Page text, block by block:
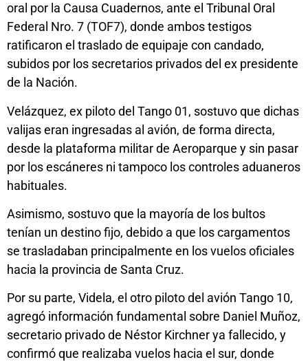
oral por la Causa Cuadernos, ante el Tribunal Oral
Federal Nro. 7 (TOF7), donde ambos testigos
ratificaron el traslado de equipaje con candado,
subidos por los secretarios privados del ex presidente
de la Nación.
Velázquez, ex piloto del Tango 01, sostuvo que dichas
valijas eran ingresadas al avión, de forma directa,
desde la plataforma militar de Aeroparque y sin pasar
por los escáneres ni tampoco los controles aduaneros
habituales.
Asimismo, sostuvo que la mayoría de los bultos
tenían un destino fijo, debido a que los cargamentos
se trasladaban principalmente en los vuelos oficiales
hacia la provincia de Santa Cruz.
Por su parte, Videla, el otro piloto del avión Tango 10,
agregó información fundamental sobre Daniel Muñoz,
secretario privado de Néstor Kirchner ya fallecido, y
confirmó que realizaba vuelos hacia el sur, donde